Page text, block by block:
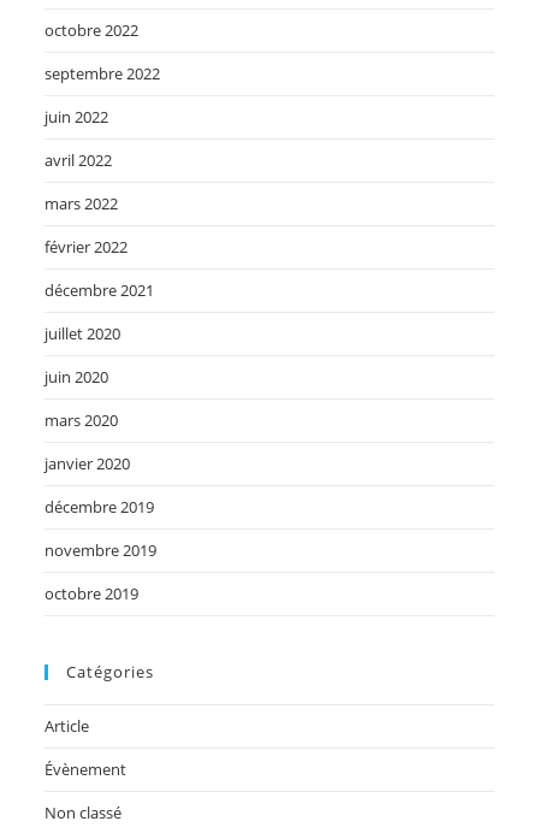
octobre 2022
septembre 2022
juin 2022
avril 2022
mars 2022
février 2022
décembre 2021
juillet 2020
juin 2020
mars 2020
janvier 2020
décembre 2019
novembre 2019
octobre 2019
Catégories
Article
Évènement
Non classé